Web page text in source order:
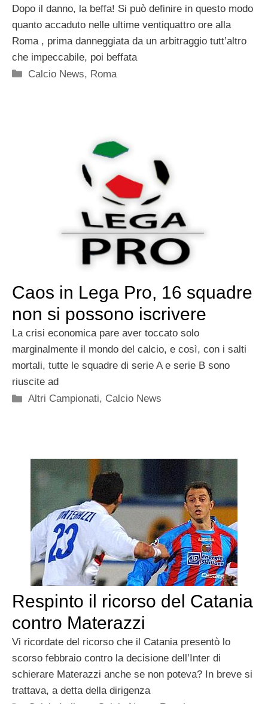
Dopo il danno, la beffa! Si può definire in questo modo
quanto accaduto nelle ultime ventiquattro ore alla
Roma , prima danneggiata da un arbitraggio tutt’altro
che impeccabile, poi beffata
Categorie
Calcio News, Roma
Caos in Lega Pro, 16 squadre
non si possono iscrivere
La crisi economica pare aver toccato solo
marginalmente il mondo del calcio, e così, con i salti
mortali, tutte le squadre di serie A e serie B sono
riuscite ad
Categorie
Altri Campionati, Calcio News
Respinto il ricorso del Catania
contro Materazzi
Vi ricordate del ricorso che il Catania presentò lo
scorso febbraio contro la decisione dell’Inter di
schierare Materazzi anche se non poteva? In breve si
trattava, a detta della dirigenza